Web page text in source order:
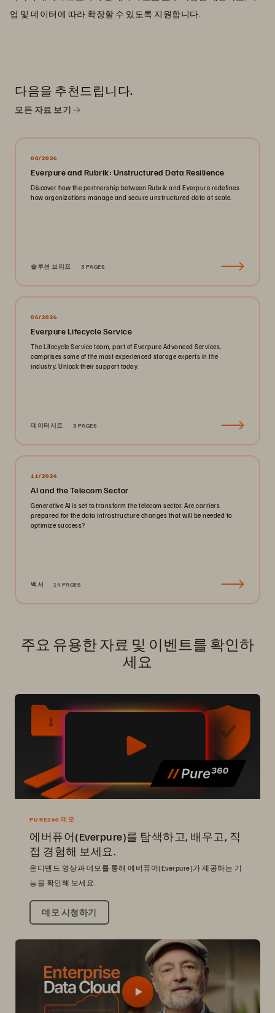
업 및 데이터에 따라 확장할 수 있도록 지원합니다.
다음을 추천드립니다.
모든 자료 보기
08/2026
Everpure and Rubrik: Unstructured Data Resilience
Discover how the partnership between Rubrik and Everpure redefines
how organizations manage and secure unstructured data at scale.
솔루션 브리프 3 PAGES
06/2026
Everpure Lifecycle Service
The Lifecycle Service team, part of Everpure Advanced Services,
comprises some of the most experienced storage experts in the
industry. Unlock their support today.
데이터시트 3 PAGES
11/2024
AI and the Telecom Sector
Generative AI is set to transform the telecom sector. Are carriers
prepared for the data infrastructure changes that will be needed to
optimize success?
백서 14 PAGES
주요 유용한 자료 및 이벤트를 확인하
세요
PURE360 데모
에버퓨어(Everpure)를 탐색하고, 배우고, 직
접 경험해 보세요.
온디맨드 영상과 데모를 통해 에버퓨어(Everpure)가 제공하는 기
능을 확인해 보세요.
데모 시청하기